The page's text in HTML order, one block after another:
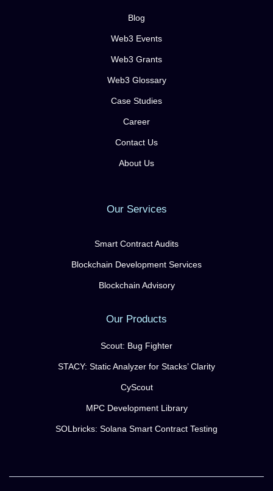
Blog
Web3 Events
Web3 Grants
Web3 Glossary
Case Studies
Career
Contact Us
About Us
Our Services
Smart Contract Audits
Blockchain Development Services
Blockchain Advisory
Our Products
Scout: Bug Fighter
STACY: Static Analyzer for Stacks’ Clarity
CyScout
MPC Development Library
SOLbricks: Solana Smart Contract Testing